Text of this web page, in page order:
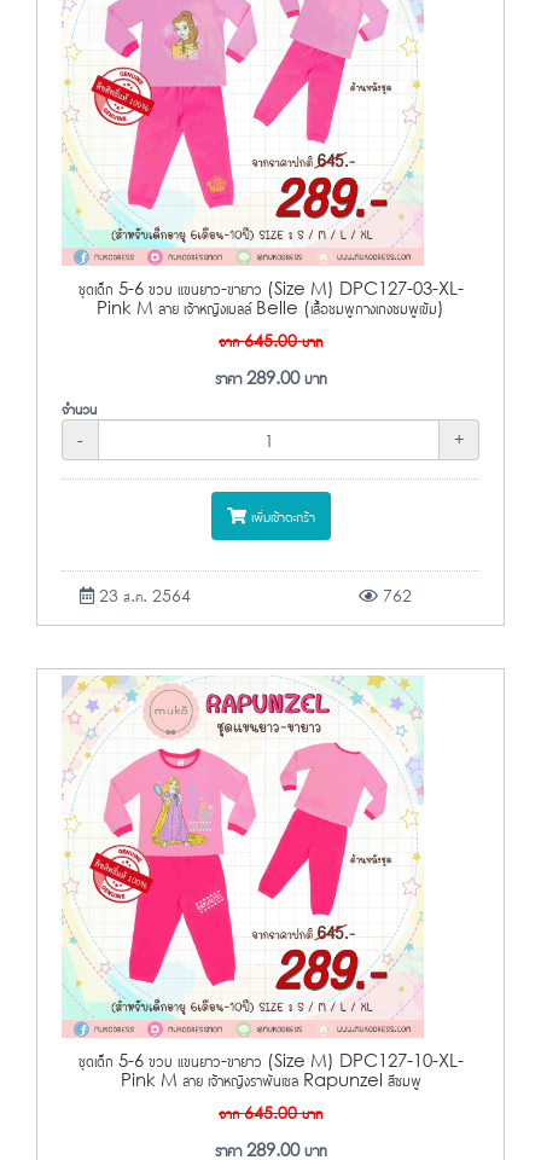
ชุดเด็ก 5-6 ขวบ แขนยาว-ขายาว (Size M) DPC127-03-XL-
Pink M ลาย เจ้าหญิงเบลล์ Belle (เสื้อชมพูกางเกงชมพูเข้ม)
จาก645.00บาท
ราคา289.00บาท
จำนวน
-
+
เพิ่มเข้าตะกร้า
23 ส.ค. 2564 762
ชุดเด็ก 5-6 ขวบ แขนยาว-ขายาว (Size M) DPC127-10-XL-
Pink M ลาย เจ้าหญิงราพันเซล Rapunzel สีชมพู
จาก645.00บาท
ราคา289.00บาท